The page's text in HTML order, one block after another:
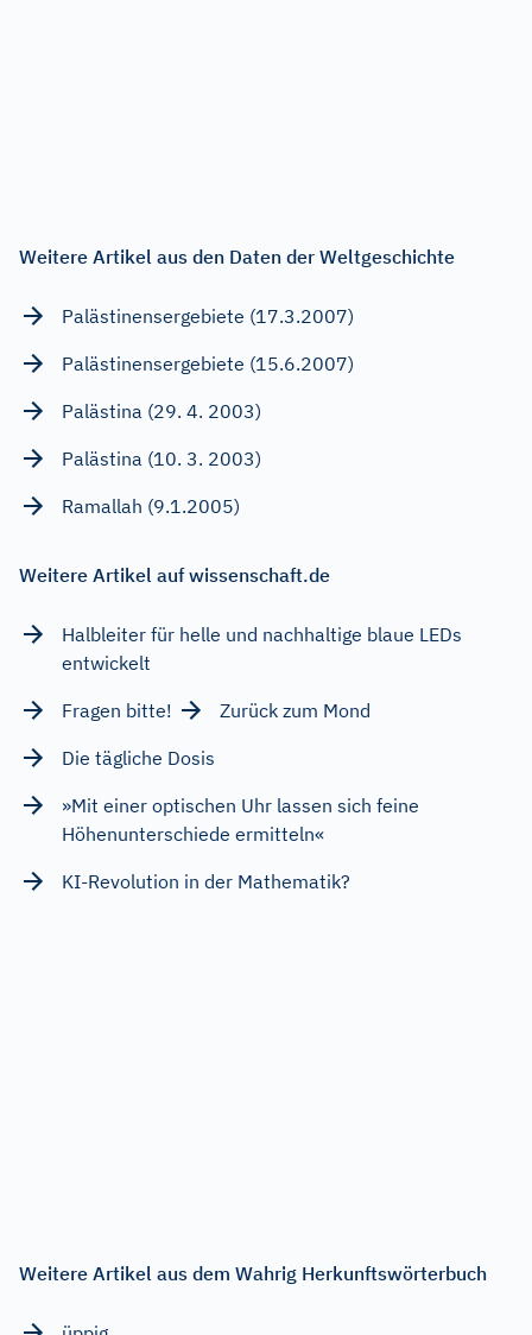
Weitere Artikel aus den Daten der Weltgeschichte
Palästinensergebiete (17.3.2007)
Palästinensergebiete (15.6.2007)
Palästina (29. 4. 2003)
Palästina (10. 3. 2003)
Ramallah (9.1.2005)
Weitere Artikel auf wissenschaft.de
Halbleiter für helle und nachhaltige blaue LEDs
entwickelt
Fragen bitte!
Zurück zum Mond
Die tägliche Dosis
»Mit einer optischen Uhr lassen sich feine
Höhenunterschiede ermitteln«
KI-Revolution in der Mathematik?
Weitere Artikel aus dem Wahrig Herkunftswörterbuch